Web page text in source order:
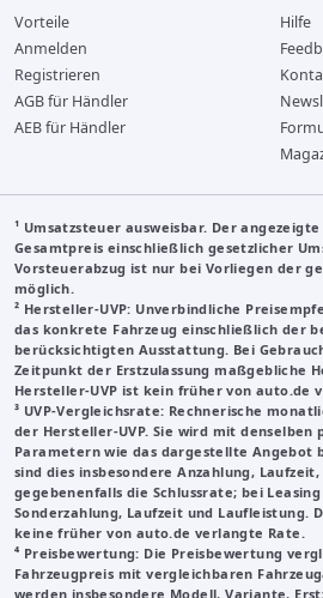
Vorteile
Anmelden
Registrieren
AGB für Händler
AEB für Händler
Hilfe
¹ Umsatzsteuer ausweisbar. Der
Gesamtpreis einschließlich gesetzlicher
Vorsteuerabzug ist nur bei Vorliegen der
möglich.
² Hersteller-UVP: Unverbindliche
das konkrete Fahrzeug einschließlich der
berücksichtigten Ausstattung. Bei
Zeitpunkt der Erstzulassung maßgebliche
Hersteller-UVP ist kein früher von auto.de
³ UVP-Vergleichsrate: Rechnerische
der Hersteller-UVP. Sie wird mit denselben
Parametern wie das dargestellte Angebot
sind dies insbesondere Anzahlung,
gegebenenfalls die Schlussrate; bei
Sonderzahlung, Laufzeit und Laufleistung.
keine früher von auto.de verlangte Rate.
⁴ Preisbewertung: Die Preisbewertung
Fahrzeugpreis mit vergleichbaren
werden insbesondere Modell, Variante,